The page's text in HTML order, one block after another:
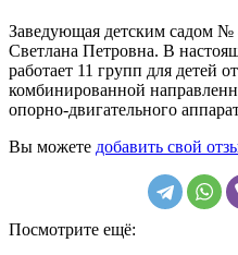
Заведующая детским садом №
Светлана Петровна. В
работает 11 групп для детей
комбинированной
опорно-двигательного
Вы можете добавить свой
Посмотрите ещё: